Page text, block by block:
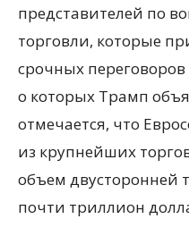
представителей по
торговли, которые
срочных
о которых Трамп
отмечается, что
из крупнейших
объем двусторонней
почти триллион